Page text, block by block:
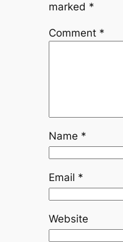
marked *
Comment *
Name *
Email *
Website